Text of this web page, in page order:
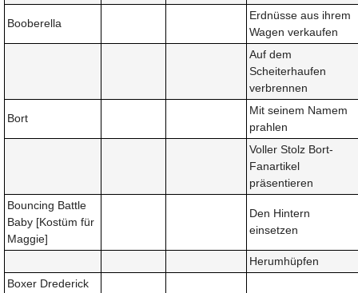
Booberella
Erdnüsse aus ihrem
Wagen verkaufen
Auf dem
Scheiterhaufen
verbrennen
Bort
Mit seinem Namem
prahlen
Voller Stolz Bort-
Fanartikel
präsentieren
Bouncing Battle
Baby [Kostüm für
Maggie]
Den Hintern
einsetzen
Herumhüpfen
Boxer Drederick